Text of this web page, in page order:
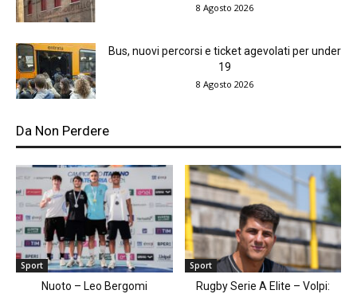
8 Agosto 2026
Bus, nuovi percorsi e ticket agevolati per under
19
8 Agosto 2026
Da Non Perdere
Sport
Nuoto – Leo Bergomi
Sport
Rugby Serie A Elite – Volpi: